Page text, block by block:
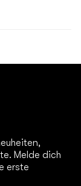
Melde dich
erste